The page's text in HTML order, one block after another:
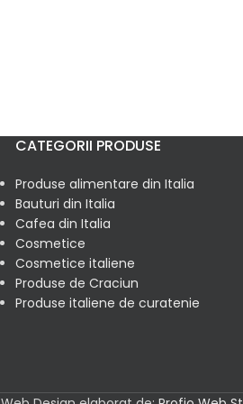
CATEGORII PRODUSE
Produse alimentare din Italia
Bauturi din Italia
Cafea din Italia
Cosmetice
Cosmetice italiene
Produse de Craciun
Produse italiene de curatenie